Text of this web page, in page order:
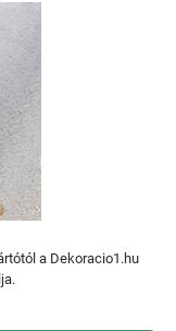
a Dekoracio1.hu